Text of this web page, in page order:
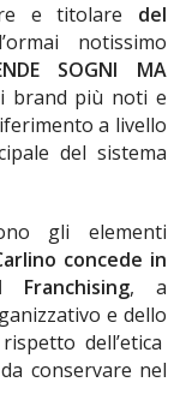
e titolare del
notissimo
SOGNI MA
brand più noti e
a livello
del sistema
gli elementi
concede in
Franchising, a
e dello
dell’etica
conservare nel